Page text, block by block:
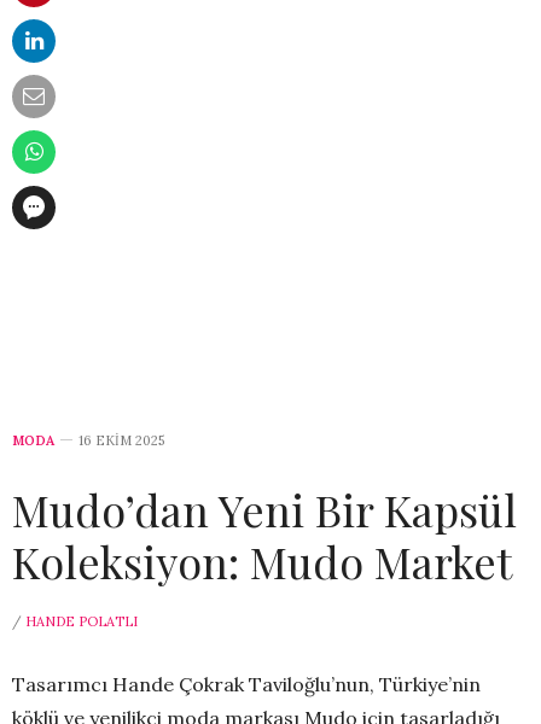
MODA 16 EKIM 2025
Mudo’dan Yeni Bir Kapsül
Koleksiyon: Mudo Market
/ HANDE POLATLI
Tasarımcı Hande Çokrak Taviloğlu’nun, Türkiye’nin
köklü ve yenilikçi moda markası Mudo için tasarladığı